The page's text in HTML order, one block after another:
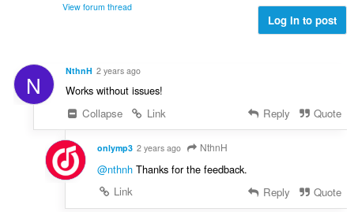
View forum thread
Log in to post
N NthnH 2 years ago
Works without issues!
Collapse
Link Reply Quote
onlymp3 2 years ago NthnH
@nthnhThanks for the feedback.
Link
Reply Quote